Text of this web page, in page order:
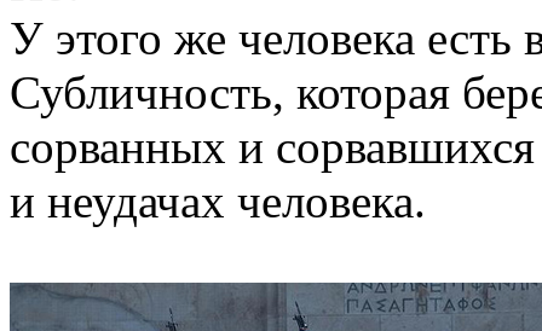
У этого же человека
Субличность, которая
сорванных и
и неудачах человека.